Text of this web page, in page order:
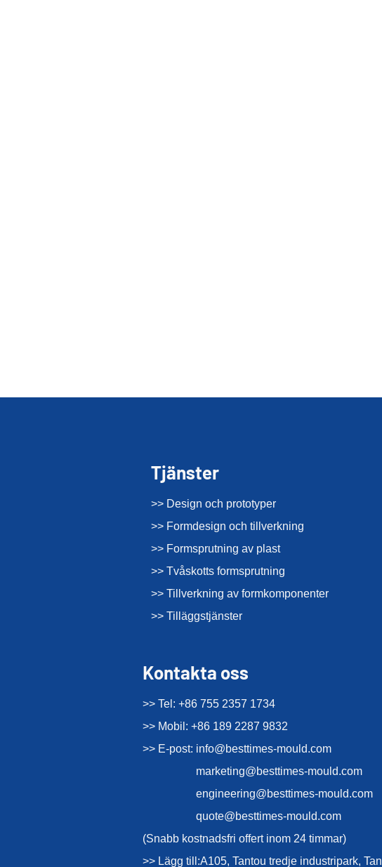
Tjänster
>> Design och prototyper
>> Formdesign och tillverkning
>> Formsprutning av plast
>> Tvåskotts formsprutning
>> Tillverkning av formkomponenter
>> Tilläggstjänster
Kontakta oss
>> Tel: +86 755 2357 1734
>> Mobil: +86 189 2287 9832
>> E-post: info@besttimes-mould.com
marketing@besttimes-mould.com
engineering@besttimes-mould.com
quote@besttimes-mould.com
(Snabb kostnadsfri offert inom 24 timmar)
>> Lägg till:A105, Tantou tredje industripark,